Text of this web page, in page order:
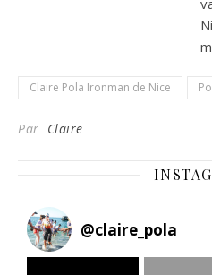
Claire Pola Ironman de Nice
Par Claire
@claire_pola